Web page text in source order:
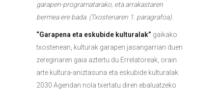
garapen-programatarako, eta arrakastaren
bermea ere bada. (Txostenaren 1. paragrafoa).
“Garapena eta eskubide kulturalak” gaikako
txostenean, kulturak garapen jasangarrian duen
zereginaren gaia aztertu du Errelatoreak, orain
arte kultura-aniztasuna eta eskubide kulturalak
2030 Agendan nola txertatu diren ebaluatzeko